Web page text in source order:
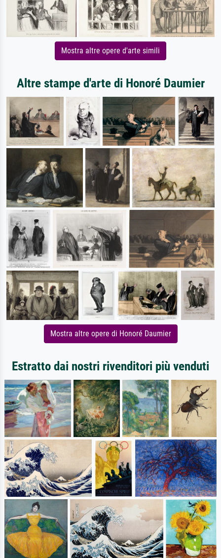
Mostra altre opere d'arte simili
Altre stampe d'arte di Honoré Daumier
Mostra altre opere di Honoré Daumier
Estratto dai nostri rivenditori più venduti